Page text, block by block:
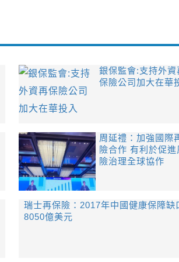
銀保監會:支持外資
保險公司加大在華
周延禮：加強國際
險合作 有利於促進
險治理全球協作
瑞士再保險：2017年中國健康保障缺
8050億美元